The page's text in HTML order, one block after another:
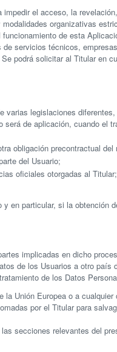
el acceso, la
organizativas
de esta
servicios técnicos,
podrá solicitar al Titular en
legislaciones
de aplicación, cuando
obligación precontractual del
del Usuario;
oficiales otorgadas al Titular;
particular, si la obtención
implicadas en dicho
de los Usuarios a otro
de los Datos
Unión Europea o a
por el Titular para
secciones relevantes del